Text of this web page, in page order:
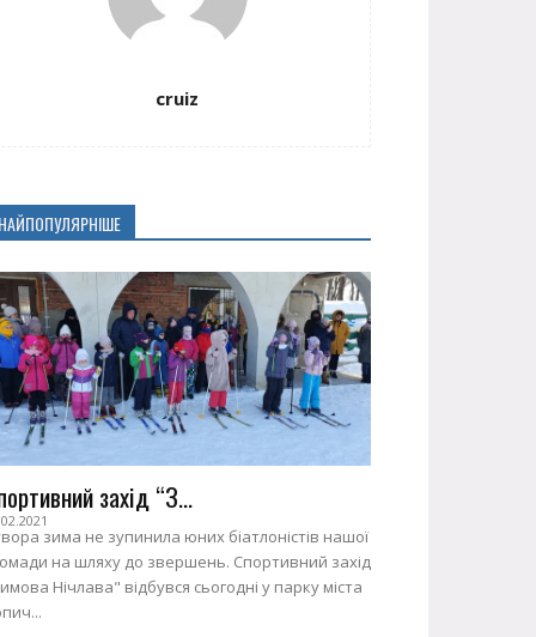
cruiz
захід “З...
зима не зупинила юних біатлоністів нашої
на шляху до звершень. Спортивний захід
Нічлава" відбувся сьогодні у парку міста